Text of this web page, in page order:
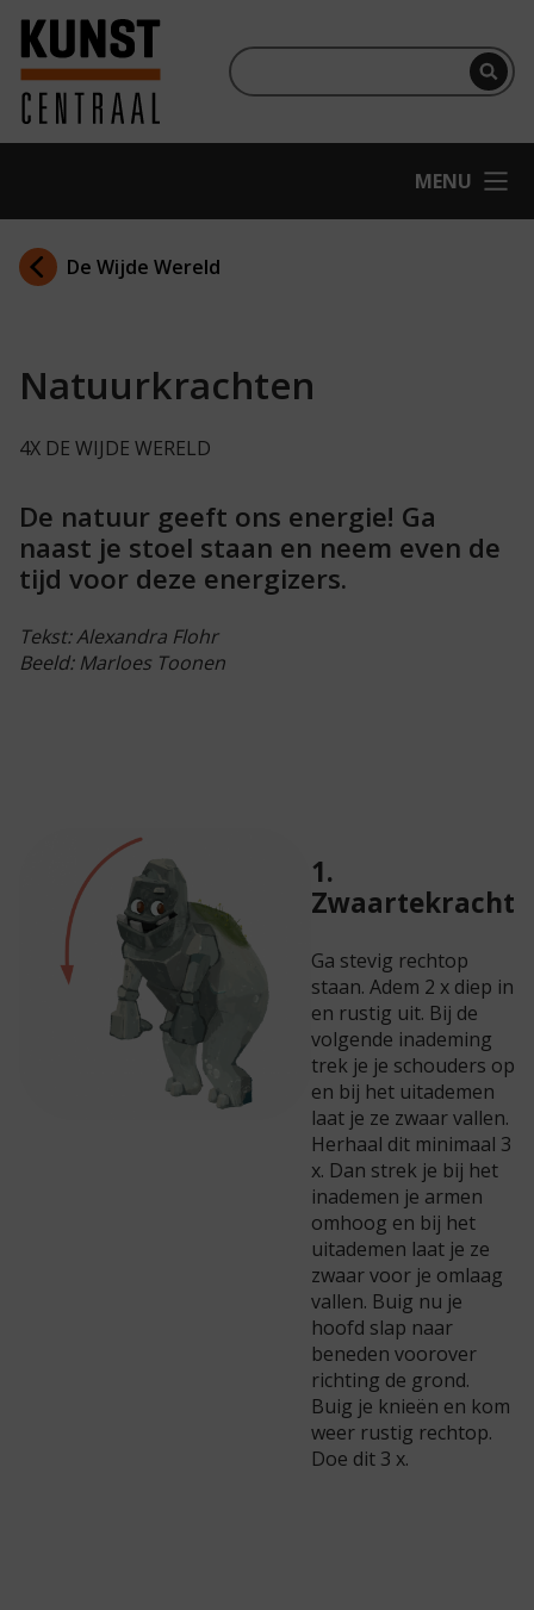
Ga naar hoofdinhoud
Terug naar homepage
OPEN
MENU
De Wijde Wereld
Natuurkrachten
4X DE WIJDE WERELD
De natuur geeft ons energie! Ga
naast je stoel staan en neem even de
tijd voor deze energizers.
Tekst: Alexandra Flohr
Beeld: Marloes Toonen
1.
Zwaartekracht
Ga stevig rechtop
staan. Adem 2 x diep in
en rustig uit. Bij de
volgende inademing
trek je je schouders op
en bij het uitademen
laat je ze zwaar vallen.
Herhaal dit minimaal 3
x. Dan strek je bij het
inademen je armen
omhoog en bij het
uitademen laat je ze
zwaar voor je omlaag
vallen. Buig nu je
hoofd slap naar
beneden voorover
richting de grond.
Buig je knieën en kom
weer rustig rechtop.
Doe dit 3 x.